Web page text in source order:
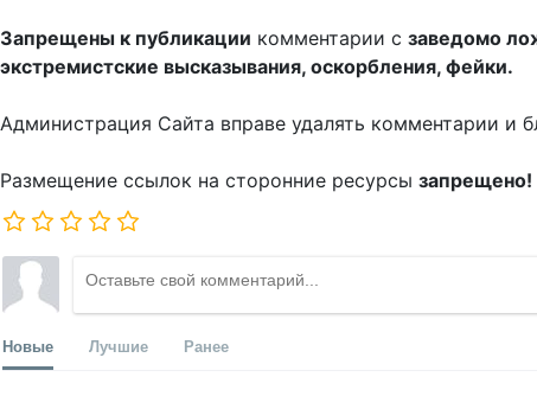
Запрещены к публикации комментарии с заведомо
экстремистские высказывания, оскорбления, фейки.
Администрация Сайта вправе удалять комментарии и
Размещение ссылок на сторонние ресурсы запрещено!
Новые Лучшие Ранее